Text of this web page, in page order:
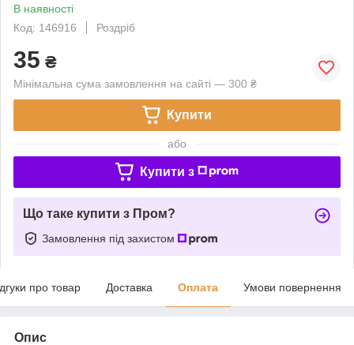
В наявності
Код: 146916
Роздріб
35 ₴
Мінімальна сума замовлення на сайті — 300 ₴
Купити
або
Купити з
Що таке купити з Пром?
Замовлення під захистом
про товар Доставка Оплата Умови повернення
Опис